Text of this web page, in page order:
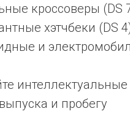
кроссоверы (DS 7
хэтчбеки (DS
и
и пробегу